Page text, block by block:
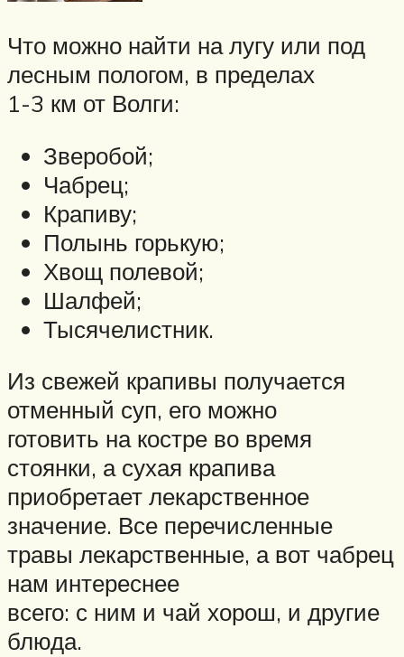
Что можно найти на лугу или под
лесным пологом, в пределах
1-3 км от Волги:
Зверобой;
Чабрец;
Крапиву;
Полынь горькую;
Хвощ полевой;
Шалфей;
Тысячелистник.
Из свежей крапивы получается
отменный суп, его можно
готовить на костре во время
стоянки, а сухая крапива
приобретает лекарственное
значение. Все перечисленные
травы лекарственные, а вот чабрец
нам интереснее
всего: с ним и чай хорош, и другие
блюда.